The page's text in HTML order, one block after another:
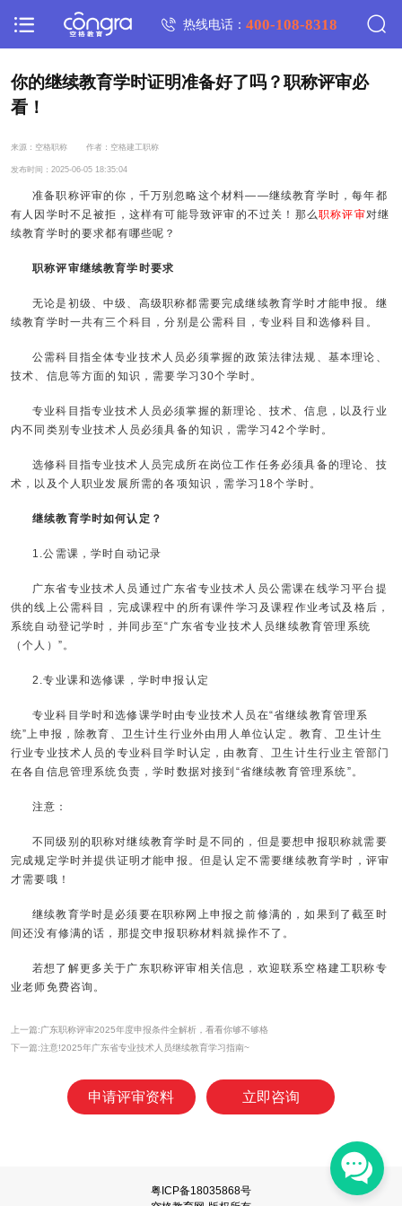
热线电话：400-108-8318
你的继续教育学时证明准备好了吗？职称评审必
看！
来源：空格职称 作者：空格建工职称
发布时间：2025-06-05 18:35:04
准备职称评审的你，千万别忽略这个材料——继续教育学时，每年都
有人因学时不足被拒，这样有可能导致评审的不过关！那么职称评审对继
续教育学时的要求都有哪些呢？
职称评审继续教育学时要求
无论是初级、中级、高级职称都需要完成继续教育学时才能申报。继
续教育学时一共有三个科目，分别是公需科目，专业科目和选修科目。
公需科目指全体专业技术人员必须掌握的政策法律法规、基本理论、
技术、信息等方面的知识，需要学习30个学时。
专业科目指专业技术人员必须掌握的新理论、技术、信息，以及行业
内不同类别专业技术人员必须具备的知识，需学习42个学时。
选修科目指专业技术人员完成所在岗位工作任务必须具备的理论、技
术，以及个人职业发展所需的各项知识，需学习18个学时。
继续教育学时如何认定？
1.公需课，学时自动记录
广东省专业技术人员通过广东省专业技术人员公需课在线学习平台提
供的线上公需科目，完成课程中的所有课件学习及课程作业考试及格后，
系统自动登记学时，并同步至“广东省专业技术人员继续教育管理系统
（个人）”。
2.专业课和选修课，学时申报认定
专业科目学时和选修课学时由专业技术人员在“省继续教育管理系
统”上申报，除教育、卫生计生行业外由用人单位认定。教育、卫生计生
行业专业技术人员的专业科目学时认定，由教育、卫生计生行业主管部门
在各自信息管理系统负责，学时数据对接到“省继续教育管理系统”。
注意：
不同级别的职称对继续教育学时是不同的，但是要想申报职称就需要
完成规定学时并提供证明才能申报。但是认定不需要继续教育学时，评审
才需要哦！
继续教育学时是必须要在职称网上申报之前修满的，如果到了截至时
间还没有修满的话，那提交申报职称材料就操作不了。
若想了解更多关于广东职称评审相关信息，欢迎联系空格建工职称专
业老师免费咨询。
上一篇:广东职称评审2025年度申报条件全解析，看看你够不够格
下一篇:注意!2025年广东省专业技术人员继续教育学习指南~
申请评审资料 立即咨询
粤ICP备18035868号